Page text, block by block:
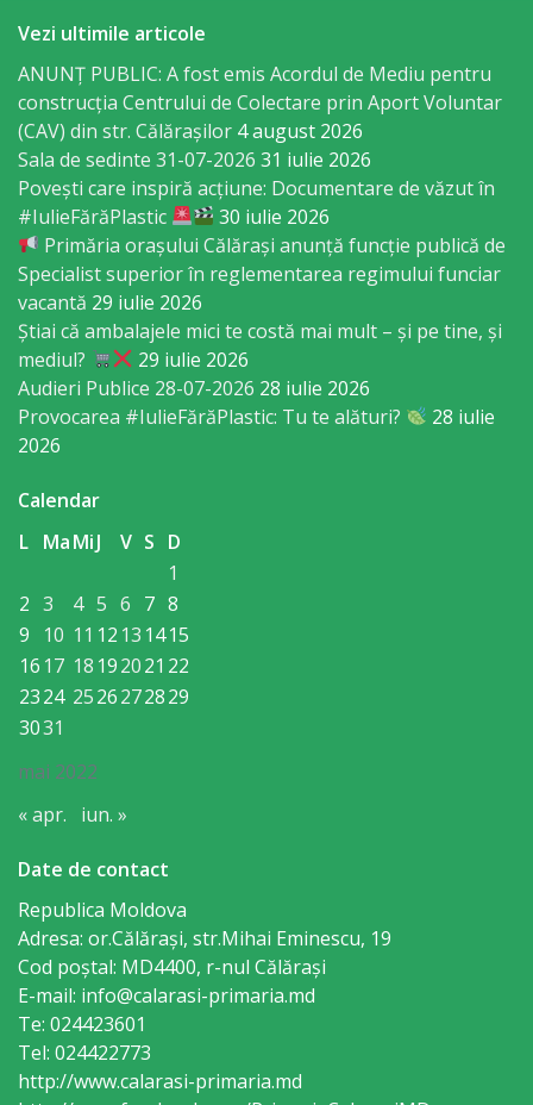
Planificare,
Economist
Primar
Viceprimarii
Specialist
Relații
cu
Publicul,
Operator
CISC
Organigrama
Regulament
Consiliul
local
Secretarul
Consiliului
Consilieri
Comisii
de
specialitate
Regulamentul
Vezi ultimile articole
ANUNȚ PUBLIC: A fost emis Acordul de Mediu pentru
construcția Centrului de Colectare prin Aport Voluntar
(CAV) din str. Călărașilor 4 august 2026
Sala de sedinte 31-07-2026 31 iulie 2026
Povești care inspiră acțiune: Documentare de văzut în
#IulieFărăPlastic
30 iulie 2026
Primăria orașului Călărași anunță funcție publică de
Specialist superior în reglementarea regimului funciar
vacantă 29 iulie 2026
Știai că ambalajele mici te costă mai mult – și pe tine, și
mediul?
29 iulie 2026
Audieri Publice 28-07-2026 28 iulie 2026
Provocarea #IulieFărăPlastic: Tu te alături?
28 iulie
2026
Calendar
mai 2022
L MaMiJ V S D
1
2 3 4 5 6 7 8
9
10 11 12 13 1415
16 17 18 192021 22
2324 2526272829
3031
« apr. iun. »
Date de contact
Republica Moldova
Adresa: or.Călăraşi, str.Mihai Eminescu, 19
Cod poștal: MD4400, r-nul Călăraşi
E-mail: info@calarasi-primaria.md
Te: 024423601
Tel: 024422773
http://www.calarasi-primaria.md